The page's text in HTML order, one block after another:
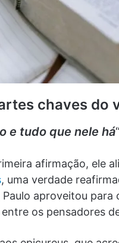
chaves do
e tudo que nele há“
afirmação, ele
, uma verdade
aproveitou
os pensadores